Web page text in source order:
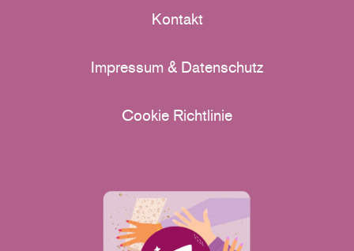
Kontakt
Impressum & Datenschutz
Cookie Richtlinie